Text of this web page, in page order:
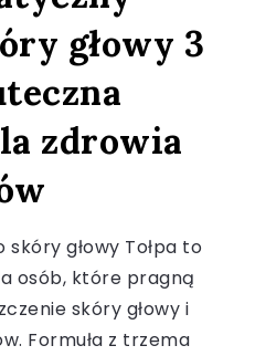
głowy 3
zdrowia
głowy Tołpa to
osób, które pragną
skóry głowy i
Formuła z trzema